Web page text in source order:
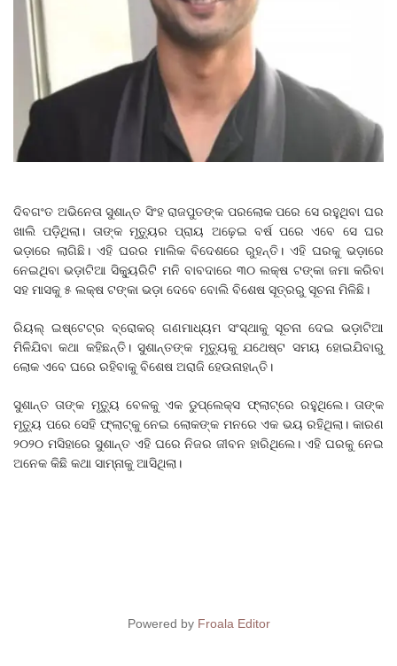
ଦିବଗଂତ ଅଭିନେତା ସୁଶାନ୍ତ ସିଂହ ରାଜପୁତଙ୍କ ପରଲୋକ ପରେ ସେ ରହୁଥିବା ଘର
ଖାଲି ପଡ଼ିଥିଲା। ତାଙ୍କ ମୃତ୍ୟୁର ପ୍ରାୟ ଅଢ଼େଇ ବର୍ଷ ପରେ ଏବେ ସେ ଘର
ଭଡ଼ାରେ ଲାଗିଛି। ଏହି ଘରର ମାଲିକ ବିଦେଶରେ ରୁହନ୍ତି। ଏହି ଘରକୁ ଭଡ଼ାରେ
ନେଇଥିବା ଭଡ଼ାଟିଆ ସିକ୍ୟୁରିଟି ମନି ବାବଦାରେ ୩୦ ଲକ୍ଷ ଟଙ୍କା ଜମା କରିବା
ସହ ମାସକୁ ୫ ଲକ୍ଷ ଟଙ୍କା ଭଡ଼ା ଦେବେ ବୋଲି ବିଶେଷ ସୂତ୍ରରୁ ସୂଚନା ମିଳିଛି।
ରିୟଲ୍‌ ଇଷ୍ଟେଟ୍‌ର ବ୍ରୋକର୍‌ ଗଣମାଧ୍ୟମ ସଂସ୍ଥାକୁ ସୂଚନା ଦେଇ ଭଡ଼ାଟିଆ
ମିଳିଯିବା କଥା କହିଛନ୍ତି। ସୁଶାନ୍ତଙ୍କ ମୃତ୍ୟୁକୁ ଯଥେଷ୍ଟ ସମୟ ହୋଇଯିବାରୁ
ଲୋକ ଏବେ ଘରେ ରହିବାକୁ ବିଶେଷ ଅରାଜି ହେଉନାହାନ୍ତି।
ସୁଶାନ୍ତ ତାଙ୍କ ମୃତ୍ୟୁ ବେଳକୁ ଏକ ଡୁପ୍ଲେକ୍ସ ଫ୍ଲାଟ୍‌ରେ ରହୁଥିଲେ। ତାଙ୍କ
ମୃତ୍ୟୁ ପରେ ସେହି ଫ୍ଲାଟ୍‌କୁ ନେଇ ଲୋକଙ୍କ ମନରେ ଏକ ଭୟ ରହିଥିଲା। କାରଣ
୨୦୨୦ ମସିହାରେ ସୁଶାନ୍ତ ଏହି ଘରେ ନିଜର ଜୀବନ ହାରିଥିଲେ। ଏହି ଘରକୁ ନେଇ
ଅନେକ କିଛି କଥା ସାମ୍ନାକୁ ଆସିଥିଲା।
Powered by Froala Editor